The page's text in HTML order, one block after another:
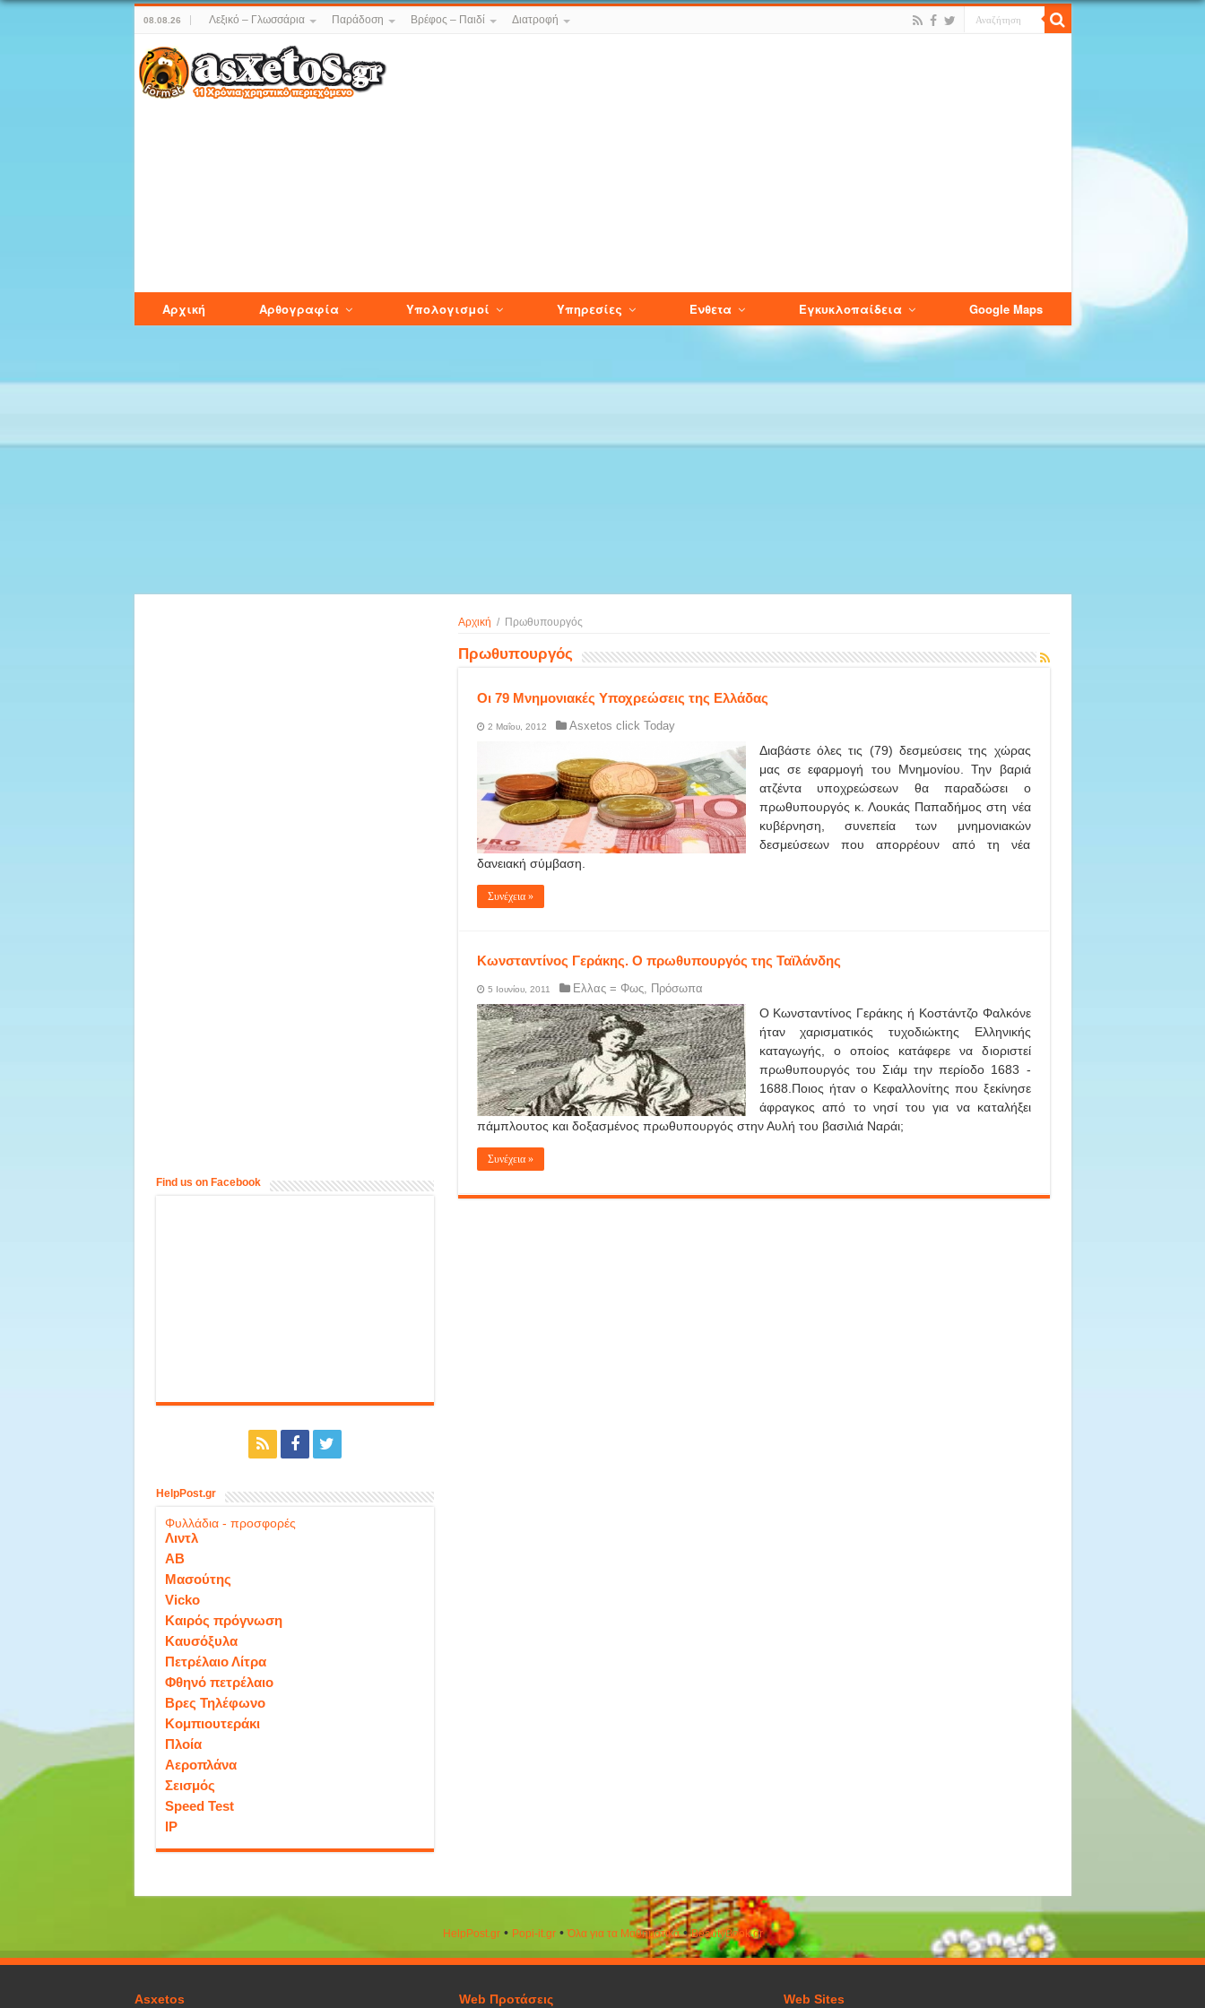
08.08.26 Λεξικό – Γλωσσάρια Παράδοση Βρέφος – Παιδί Διατροφή
Αρχική Αρθογραφία Υπολογισμοί Υπηρεσίες Ενθετα Εγκυκλοπαίδεια Google Maps
Αρχική / Πρωθυπουργός
Πρωθυπουργός
Οι 79 Μνημονιακές Υποχρεώσεις της Ελλάδας
2 Μαΐου, 2012 Asxetos click Today
Διαβάστε όλες τις (79) δεσμεύσεις της χώρας
μας σε εφαρμογή του Μνημονίου. Την βαριά
ατζέντα υποχρεώσεων θα παραδώσει ο
πρωθυπουργός κ. Λουκάς Παπαδήμος στη νέα
κυβέρνηση, συνεπεία των μνημονιακών
δεσμεύσεων που απορρέουν από τη νέα
δανειακή σύμβαση.
Συνέχεια »
Κωνσταντίνος Γεράκης. Ο πρωθυπουργός της Ταϊλάνδης
5 Ιουνίου, 2011 Ελλας = Φως, Πρόσωπα
Ο Κωνσταντίνος Γεράκης ή Κοστάντζο Φαλκόνε
ήταν χαρισματικός τυχοδιώκτης Ελληνικής
καταγωγής, ο οποίος κατάφερε να διοριστεί
πρωθυπουργός του Σιάμ την περίοδο 1683 -
1688.Ποιος ήταν ο Κεφαλλονίτης που ξεκίνησε
άφραγκος από το νησί του για να καταλήξει
πάμπλουτος και δοξασμένος πρωθυπουργός στην Αυλή του βασιλιά Ναράι;
Συνέχεια »
Find us on Facebook
HelpPost.gr
Φυλλάδια - προσφορές
Λιντλ
ΑΒ
Μασούτης
Vicko
Καιρός πρόγνωση
Καυσόξυλα
Πετρέλαιο Λίτρα
Φθηνό πετρέλαιο
Βρες Τηλέφωνο
Κομπιουτεράκι
Πλοία
Αεροπλάνα
Σεισμός
Speed Test
IP
HelpPost.gr• Popi-it.gr•Όλα για τα Μαθηματικά•ΒeautyΒook.gr
Asxetos Web Προτάσεις Web Sites